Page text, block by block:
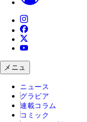
メニュ
ニュース
グラビア
連載コラム
コミック